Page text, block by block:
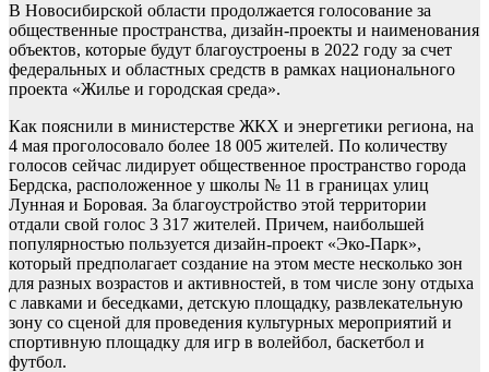
В Новосибирской области продолжается голосование за
общественные пространства, дизайн-проекты и наименования
объектов, которые будут благоустроены в 2022 году за счет
федеральных и областных средств в рамках национального
проекта «Жилье и городская среда».
Как пояснили в министерстве ЖКХ и энергетики региона, на
4 мая проголосовало более 18 005 жителей. По количеству
голосов сейчас лидирует общественное пространство города
Бердска, расположенное у школы № 11 в границах улиц
Лунная и Боровая. За благоустройство этой территории
отдали свой голос 3 317 жителей. Причем, наибольшей
популярностью пользуется дизайн-проект «Эко-Парк»,
который предполагает создание на этом месте несколько зон
для разных возрастов и активностей, в том числе зону отдыха
с лавками и беседками, детскую площадку, развлекательную
зону со сценой для проведения культурных мероприятий и
спортивную площадку для игр в волейбол, баскетбол и
футбол.